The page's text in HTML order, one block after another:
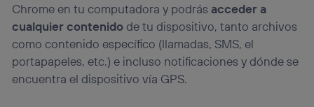
Chrome en tu computadora y podrás acceder a
cualquier contenidode tu dispositivo, tanto archivos
como contenido específico (llamadas, SMS, el
portapapeles, etc.) e incluso notificaciones y dónde se
encuentra el dispositivo vía GPS.